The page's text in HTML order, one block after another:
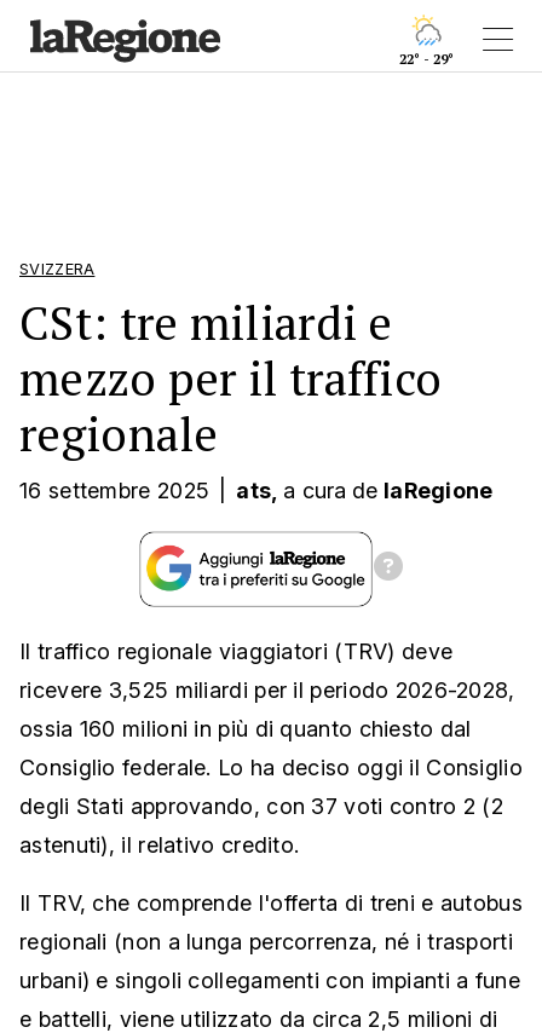
22° - 29°
SVIZZERA
CSt: tre miliardi e
mezzo per il traffico
regionale
16 settembre 2025 ats, a cura de laRegione
Il traffico regionale viaggiatori (TRV) deve
ricevere 3,525 miliardi per il periodo 2026-2028,
ossia 160 milioni in più di quanto chiesto dal
Consiglio federale. Lo ha deciso oggi il Consiglio
degli Stati approvando, con 37 voti contro 2 (2
astenuti), il relativo credito.
Il TRV, che comprende l'offerta di treni e autobus
regionali (non a lunga percorrenza, né i trasporti
urbani) e singoli collegamenti con impianti a fune
e battelli, viene utilizzato da circa 2,5 milioni di